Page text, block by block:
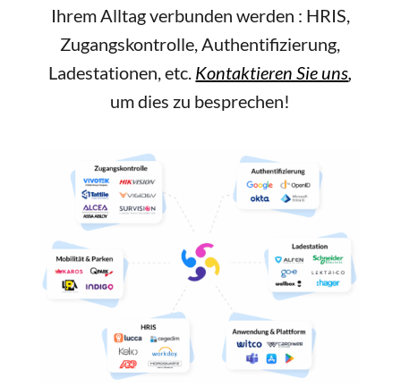
Ihrem Alltag verbunden werden : HRIS,
Zugangskontrolle, Authentifizierung,
Ladestationen, etc. Kontaktieren Sie uns,
um dies zu besprechen!